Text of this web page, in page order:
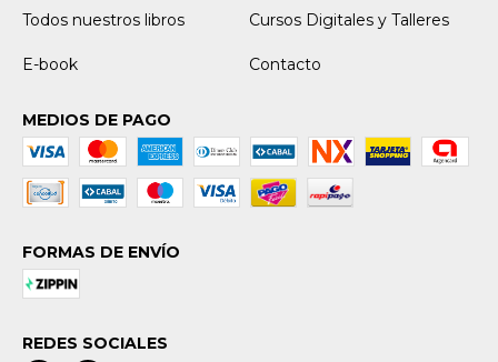
Todos nuestros libros Cursos Digitales y Talleres
E-book Contacto
MEDIOS DE PAGO
FORMAS DE ENVÍO
REDES SOCIALES